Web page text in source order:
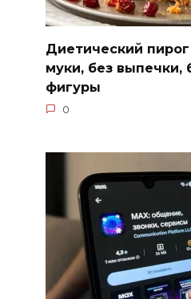
Диетический пирог
муки, без выпечки,
фигуры
0